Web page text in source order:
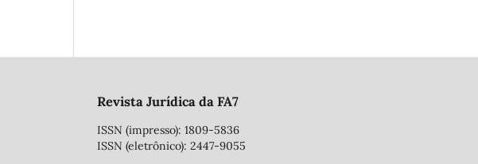
Revista Jurídica da FA7
ISSN (impresso): 1809-5836
ISSN (eletrônico): 2447-9055